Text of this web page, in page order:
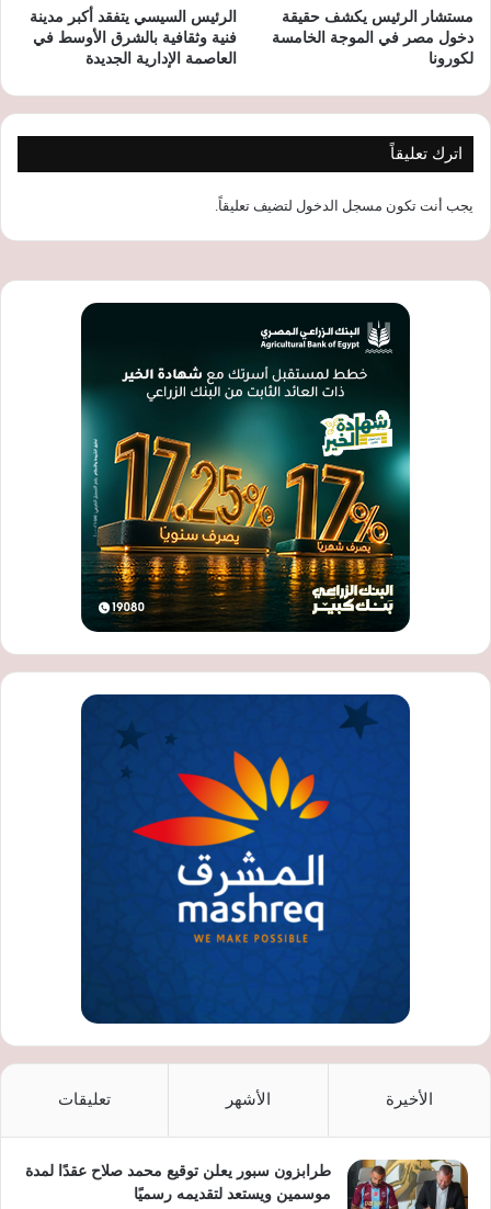
مستشار الرئيس يكشف حقيقة
دخول مصر في الموجة الخامسة
لكورونا
الرئيس السيسي يتفقد أكبر مدينة
فنية وثقافية بالشرق الأوسط في
العاصمة الإدارية الجديدة
اترك تعليقاً
يجب أنت تكون مسجل الدخول لتضيف تعليقاً.
الأخيرة الأشهر تعليقات
طرابزون سبور يعلن توقيع محمد صلاح عقدًا لمدة
موسمين ويستعد لتقديمه رسميًا